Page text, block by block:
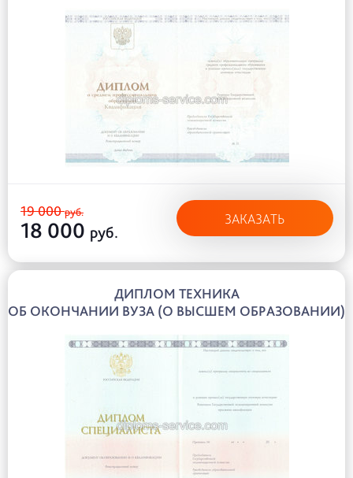
19 000руб.
18 000 руб.
ЗАКАЗАТЬ
ДИПЛОМ ТЕХНИКА
ОБ ОКОНЧАНИИ ВУЗА (О ВЫСШЕМ ОБРАЗОВАНИИ)